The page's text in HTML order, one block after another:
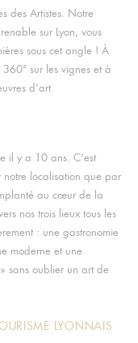
des Artistes. Notre
sur Lyon, vous
sous cet angle ! À
sur les vignes et à
d’art.
il y a 10 ans. C’est
notre localisation que par
au cœur de la
nos trois lieux tous les
: une gastronomie
moderne et une
sans oublier un art de
LYONNAIS